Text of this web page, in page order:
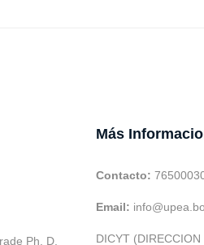
Ph. D.
Más
Contacto:
Email: info@upea.bo
DICYT (DIRECCION